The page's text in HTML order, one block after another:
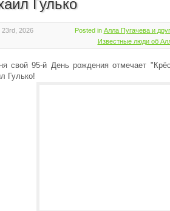
Гулько
2026 Posted in Алла Пугачева и
Известные люди об
свой 95-й День рождения отмечает
Гулько!